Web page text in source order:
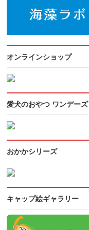
オンラインショップ
愛犬のおやつ ワンデーズ
おかかシリーズ
キャップ絵ギャラリー